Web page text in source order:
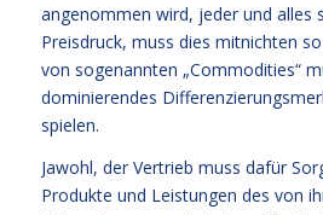
angenommen wird, jeder und alles
Preisdruck, muss dies mitnichten
von sogenannten „Commodities“
dominierendes
spielen.
Jawohl, der Vertrieb muss dafür
Produkte und Leistungen des von